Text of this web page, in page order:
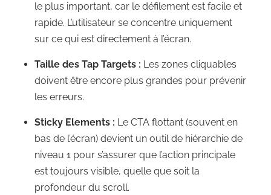
le plus important, car le défilement est facile et
rapide. L’utilisateur se concentre uniquement
sur ce qui est directement à l’écran.
Taille des Tap Targets : Les zones cliquables
doivent être encore plus grandes pour prévenir
les erreurs.
Sticky Elements : Le CTA flottant (souvent en
bas de l’écran) devient un outil de hiérarchie de
niveau 1 pour s’assurer que l’action principale
est toujours visible, quelle que soit la
profondeur du scroll.